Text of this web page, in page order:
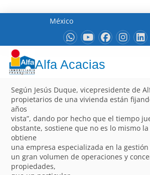
México
Alfa Acacias
Según Jesús Duque, vicepresidente de
propietarios de una vivienda están
años
vista”, dando por hecho que el tiempo
obstante, sostiene que no es lo mismo
obtiene
una empresa especializada en la
un gran volumen de operaciones y
propiedades,